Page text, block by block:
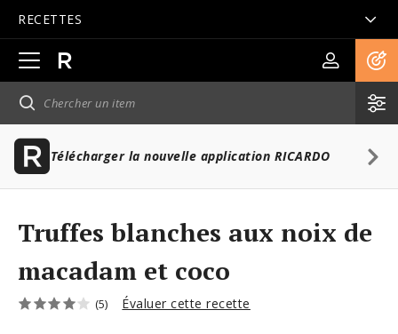
RECETTES
Ouvrir
la
navigation
principale
Télécharger la nouvelle application RICARDO
Truffes blanches aux noix de
macadam et coco
(5) Évaluer cette recette